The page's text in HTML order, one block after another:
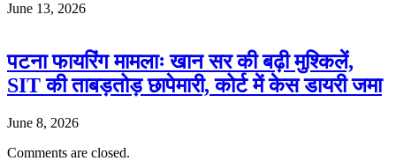
June 13, 2026
पटना फायरिंग मामलाः खान सर की बढ़ी मुश्किलें,
SIT की ताबड़तोड़ छापेमारी, कोर्ट में केस डायरी जमा
June 8, 2026
Comments are closed.